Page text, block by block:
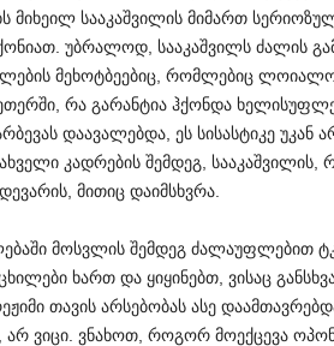
მიხეილ სააკაშვილის მიმართ
უბრალოდ, სააკაშვილს ძალის
მეხოტბეებიც, რომლებიც
რა გარანტია ჰქონდა
დაავალებდა, ეს სისასტიკე უკან
კადრების შემდეგ,
მითიც დაიმსხვრა.
მოსვლის შემდეგ ძალაუფლებით
ხართ და ყიყინებთ, ვისაც
თავის არსებობას ასე
ვიცი. ვნახოთ, როგორ მოექცევა